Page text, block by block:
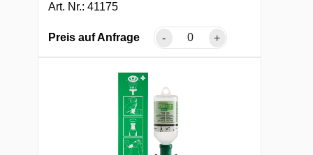
Art. Nr.: 41175
Preis auf Anfrage - +